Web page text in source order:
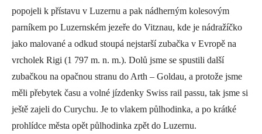
popojeli k přístavu v Luzernu a pak nádherným kolesovým
parníkem po Luzernském jezeře do Vitznau, kde je nádražíčko
jako malované a odkud stoupá nejstarší zubačka v Evropě na
vrcholek Rigi (1 797 m. n. m.). Dolů jsme se spustili další
zubačkou na opačnou stranu do Arth – Goldau, a protože jsme
měli přebytek času a volné jízdenky Swiss rail passu, tak jsme si
ještě zajeli do Curychu. Je to vlakem půlhodinka, a po krátké
prohlídce města opět půlhodinka zpět do Luzernu.